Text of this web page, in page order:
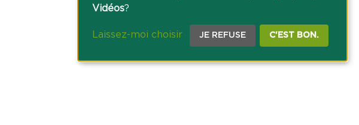
Vidéos?
Laissez-moi choisir JE REFUSE C'EST BON.